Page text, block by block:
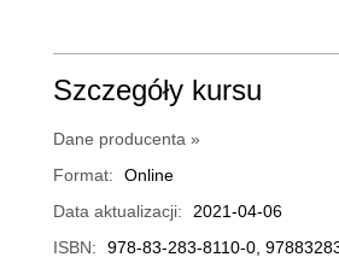
Szczegóły kursu
Dane producenta »
Format:
Online
Data aktualizacji:
2021-04-06
ISBN:
978-83-283-8110-0,